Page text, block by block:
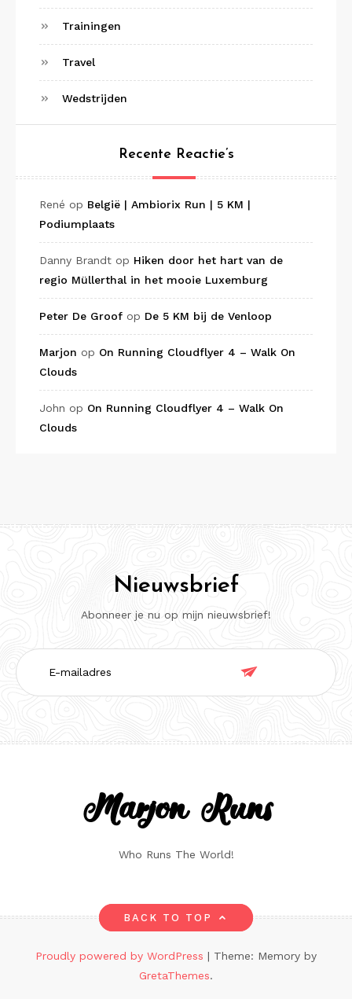
Trainingen
Travel
Wedstrijden
Recente Reactie’s
René op België | Ambiorix Run | 5 KM |
Podiumplaats
Danny Brandt op Hiken door het hart van de
regio Müllerthal in het mooie Luxemburg
Peter De Groof op De 5 KM bij de Venloop
Marjon op On Running Cloudflyer 4 – Walk On
Clouds
John op On Running Cloudflyer 4 – Walk On
Clouds
Nieuwsbrief
Abonneer je nu op mijn nieuwsbrief!
E-
mailadres

Marjon Runs
Who Runs The World!
BACK TO TOP
Proudly powered by WordPress | Theme: Memory by
GretaThemes.